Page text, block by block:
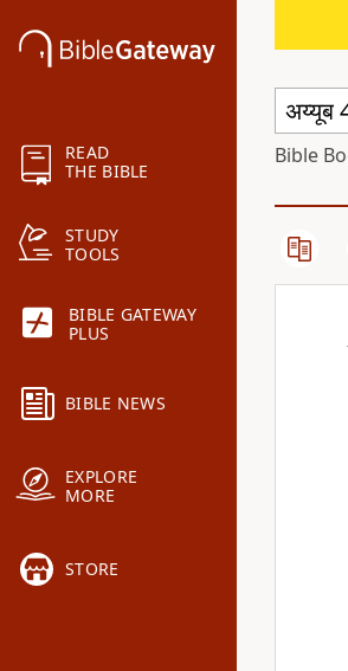
READ
THE BIBLE
STUDY
TOOLS
BIBLE GATEWAY
PLUS
BIBLE NEWS
EXPLORE
MORE
STORE
Bible